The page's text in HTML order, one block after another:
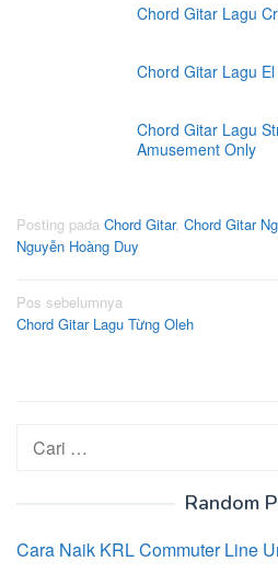
Chord Gitar Lagu
Chord Gitar Lagu
Chord Gitar Lagu
Amusement Only
Posting pada Chord Gitar, Chord Gitar
Nguyễn Hoàng Duy
Navigasi
pos
Pos sebelumnya
Chord Gitar Lagu Từng Oleh
Cari
untuk:
Random
Cara Naik KRL Commuter Line